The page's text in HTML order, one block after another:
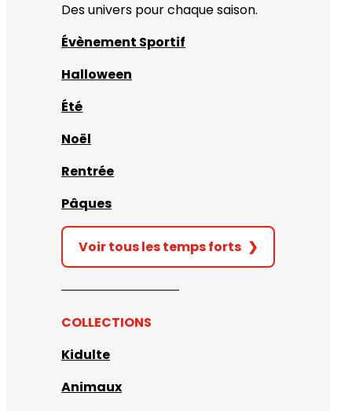
Des univers pour chaque saison.
Évènement Sportif
Halloween
Été
Noël
Rentrée
Pâques
Voir tous les temps forts ❯
COLLECTIONS
Kidulte
Animaux